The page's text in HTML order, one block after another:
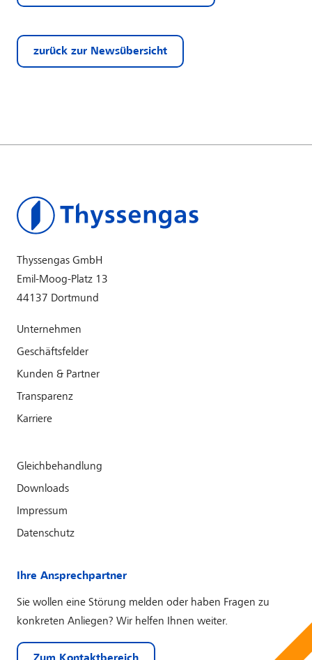
zurück zur Newsübersicht
Thyssengas GmbH
Emil-Moog-Platz 13
44137 Dortmund
Unternehmen
Geschäftsfelder
Kunden & Partner
Transparenz
Karriere
Gleichbehandlung
Downloads
Impressum
Datenschutz
Ihre Ansprechpartner
Sie wollen eine Störung melden oder haben Fragen zu
konkreten Anliegen? Wir helfen Ihnen weiter.